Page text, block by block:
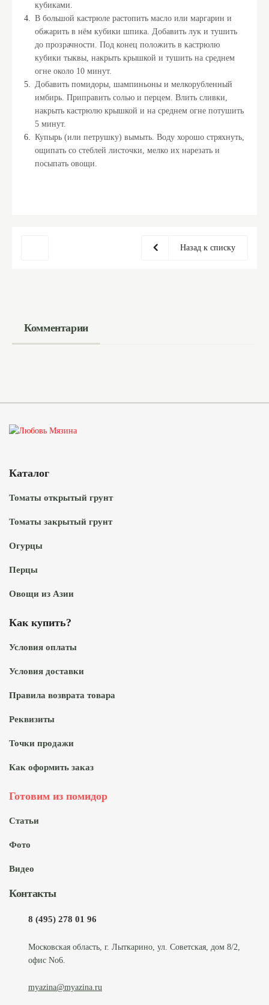
кубиками.
В большой кастрюле растопить масло или маргарин и
обжарить в нём кубики шпика. Добавить лук и тушить
до прозрачности. Под конец положить в кастрюлю
кубики тыквы, накрыть крышкой и тушить на среднем
огне около 10 минут.
Добавить помидоры, шампиньоны и мелкорубленный
имбирь. Приправить солью и перцем. Влить сливки,
накрыть кастрюлю крышкой и на среднем огне потушить
5 минут.
Купырь (или петрушку) вымыть. Воду хорошо стряхнуть,
ощипать со стеблей листочки, мелко их нарезать и
посыпать овощи.
Назад к списку
Комментарии
Каталог
Томаты открытый грунт
Томаты закрытый грунт
Огурцы
Перцы
Овощи из Азии
Как купить?
Условия оплаты
Условия доставки
Правила возврата товара
Реквизиты
Точки продажи
Как оформить заказ
Готовим из помидор
Статьи
Фото
Видео
Контакты
8 (495) 278 01 96
Московская область, г. Лыткарино, ул. Советская, дом 8/2,
офис No6.
myazina@myazina.ru